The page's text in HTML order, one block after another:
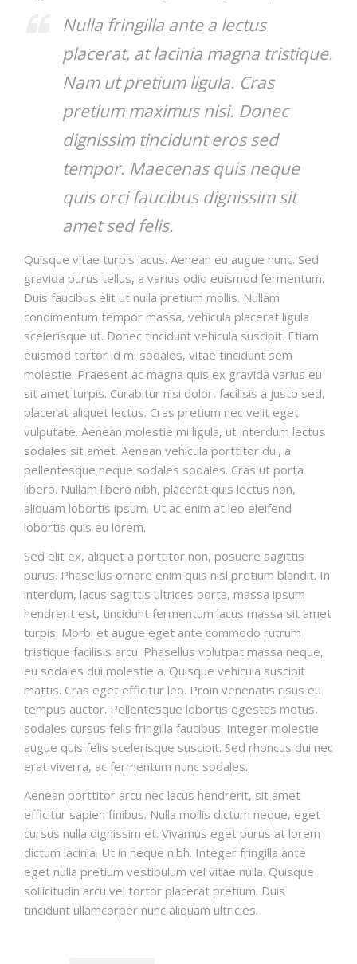
Nulla fringilla ante a lectus
placerat, at lacinia magna tristique.
Nam ut pretium ligula. Cras
pretium maximus nisi. Donec
dignissim tincidunt eros sed
tempor. Maecenas quis neque
quis orci faucibus dignissim sit
amet sed felis.
Quisque vitae turpis lacus. Aenean eu augue nunc. Sed
gravida purus tellus, a varius odio euismod fermentum.
Duis faucibus elit ut nulla pretium mollis. Nullam
condimentum tempor massa, vehicula placerat ligula
scelerisque ut. Donec tincidunt vehicula suscipit. Etiam
euismod tortor id mi sodales, vitae tincidunt sem
molestie. Praesent ac magna quis ex gravida varius eu
sit amet turpis. Curabitur nisi dolor, facilisis a justo sed,
placerat aliquet lectus. Cras pretium nec velit eget
vulputate. Aenean molestie mi ligula, ut interdum lectus
sodales sit amet. Aenean vehicula porttitor dui, a
pellentesque neque sodales sodales. Cras ut porta
libero. Nullam libero nibh, placerat quis lectus non,
aliquam lobortis ipsum. Ut ac enim at leo eleifend
lobortis quis eu lorem.
Sed elit ex, aliquet a porttitor non, posuere sagittis
purus. Phasellus ornare enim quis nisl pretium blandit. In
interdum, lacus sagittis ultrices porta, massa ipsum
hendrerit est, tincidunt fermentum lacus massa sit amet
turpis. Morbi et augue eget ante commodo rutrum
tristique facilisis arcu. Phasellus volutpat massa neque,
eu sodales dui molestie a. Quisque vehicula suscipit
mattis. Cras eget efficitur leo. Proin venenatis risus eu
tempus auctor. Pellentesque lobortis egestas metus,
sodales cursus felis fringilla faucibus. Integer molestie
augue quis felis scelerisque suscipit. Sed rhoncus dui nec
erat viverra, ac fermentum nunc sodales.
Aenean porttitor arcu nec lacus hendrerit, sit amet
efficitur sapien finibus. Nulla mollis dictum neque, eget
cursus nulla dignissim et. Vivamus eget purus at lorem
dictum lacinia. Ut in neque nibh. Integer fringilla ante
eget nulla pretium vestibulum vel vitae nulla. Quisque
sollicitudin arcu vel tortor placerat pretium. Duis
tincidunt ullamcorper nunc aliquam ultricies.